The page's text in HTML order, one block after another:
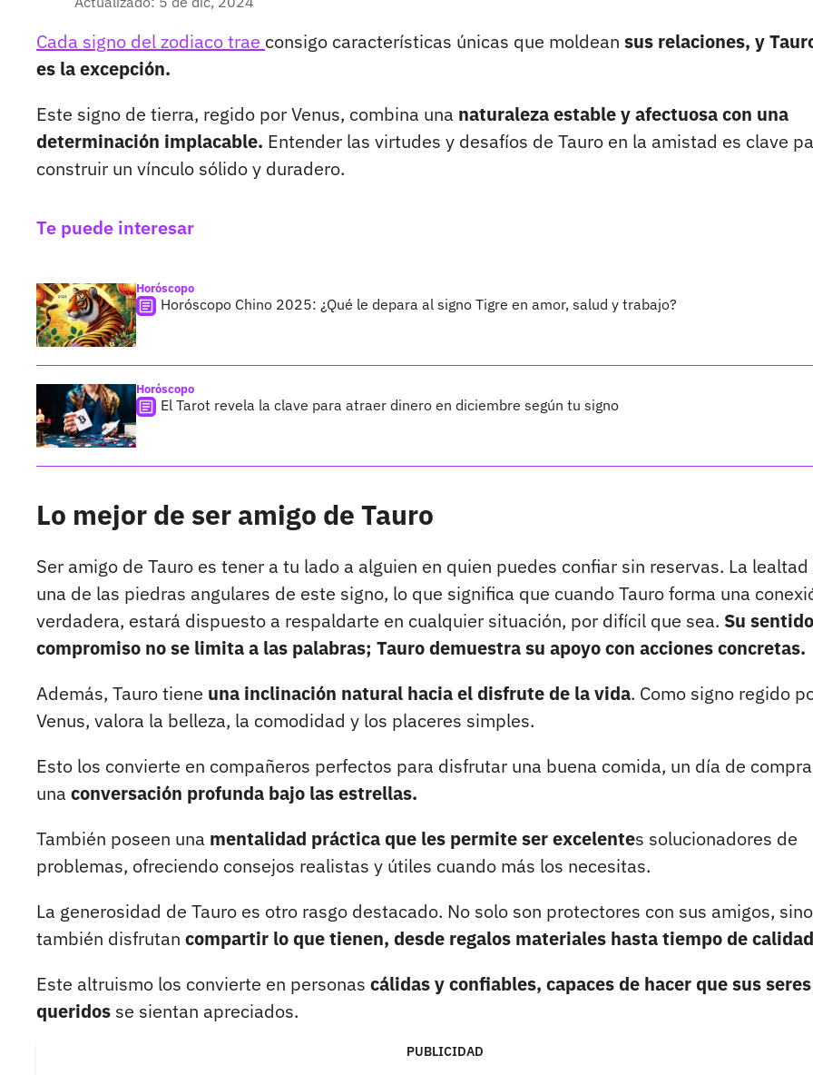
Cada signo del zodiaco trae consigo características únicas que moldean sus relaciones, y
es la excepción.
Este signo de tierra, regido por Venus, combina una naturaleza estable y afectuosa con una
determinación implacable. Entender las virtudes y desafíos de Tauro en la amistad es clave
construir un vínculo sólido y duradero.
Te puede interesar
Horóscopo
Horóscopo Chino 2025: ¿Qué le depara al signo Tigre en amor, salud y trabajo?
Horóscopo
El Tarot revela la clave para atraer dinero en diciembre según tu signo
Lo mejor de ser amigo de Tauro
Ser amigo de Tauro es tener a tu lado a alguien en quien puedes confiar sin reservas. La lealtad
una de las piedras angulares de este signo, lo que significa que cuando Tauro forma una
verdadera, estará dispuesto a respaldarte en cualquier situación, por difícil que sea. Su
compromiso no se limita a las palabras; Tauro demuestra su apoyo con acciones concretas.
Además, Tauro tiene una inclinación natural hacia el disfrute de la vida. Como signo regido
Venus, valora la belleza, la comodidad y los placeres simples.
Esto los convierte en compañeros perfectos para disfrutar una buena comida, un día de
una conversación profunda bajo las estrellas.
También poseen una mentalidad práctica que les permite ser excelentes solucionadores de
problemas, ofreciendo consejos realistas y útiles cuando más los necesitas.
La generosidad de Tauro es otro rasgo destacado. No solo son protectores con sus amigos,
también disfrutan compartir lo que tienen, desde regalos materiales hasta tiempo de
Este altruismo los convierte en personas cálidas y confiables, capaces de hacer que sus seres
queridos se sientan apreciados.
PUBLICIDAD